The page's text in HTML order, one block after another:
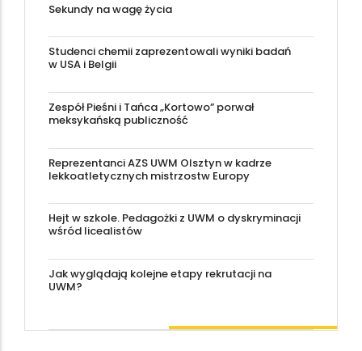
Sekundy na wagę życia
Studenci chemii zaprezentowali wyniki badań
w USA i Belgii
Zespół Pieśni i Tańca „Kortowo” porwał
meksykańską publiczność
Reprezentanci AZS UWM Olsztyn w kadrze
lekkoatletycznych mistrzostw Europy
Hejt w szkole. Pedagożki z UWM o dyskryminacji
wśród licealistów
Jak wyglądają kolejne etapy rekrutacji na
UWM?